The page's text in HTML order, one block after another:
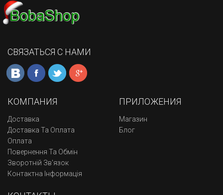
СВЯЗАТЬСЯ С НАМИ
КОМПАНИЯ
Доставка
Доставка Та Оплата
Оплата
Повернення Та Обмін
Зворотній Зв'язок
Контактна Інформація
ПРИЛОЖЕНИЯ
Магазин
Блог